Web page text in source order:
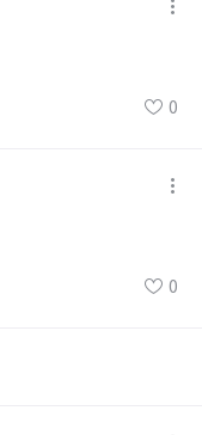
0
0